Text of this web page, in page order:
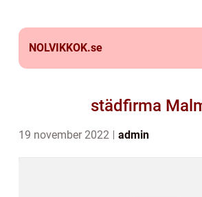
NOLVIKKOK.se
städfirma
19 november 2022 admin